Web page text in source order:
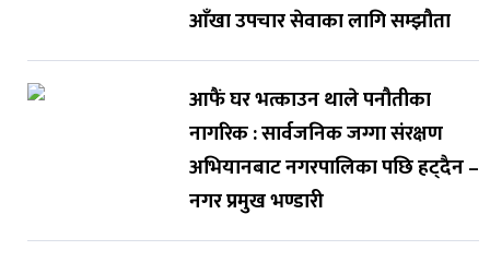
आँखा उपचार सेवाका लागि सम्झौता
आफैं घर भत्काउन थाले पनौतीका
नागरिक : सार्वजनिक जग्गा संरक्षण
अभियानबाट नगरपालिका पछि हट्दैन –
नगर प्रमुख भण्डारी